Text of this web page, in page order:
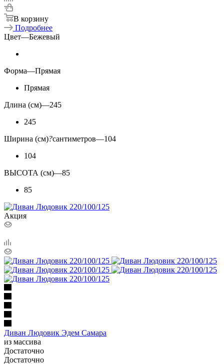
В корзину
Подробнее
Цвет—Бежевый
Форма—Прямая
Прямая
Длина (см)—245
245
Ширина (см)?сантиметров—104
104
ВЫСОТА (см)—85
85
Акция
Диван Людовик Эдем Самара
из массива
Достаточно
Достаточно